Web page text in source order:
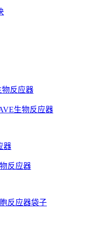
物反应器
生物反应器
器
反应器
反应器袋子